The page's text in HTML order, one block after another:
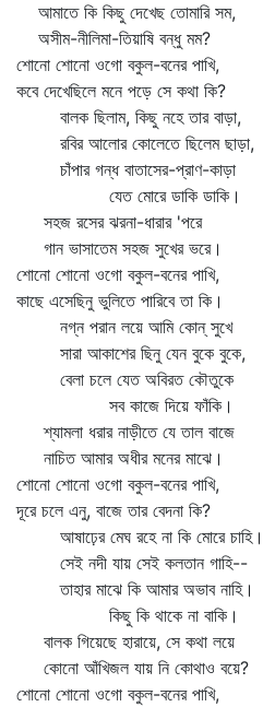
আমাতে কি কিছু দেখেছ তোমারি সম,
অসীম-নীলিমা-তিয়াষি বন্ধু মম?
শোনো শোনো ওগো বকুল-বনের পাখি,
কবে দেখেছিলে মনে পড়ে সে কথা কি?
বালক ছিলাম, কিছু নহে তার বাড়া,
রবির আলোর কোলেতে ছিলেম ছাড়া,
চাঁপার গন্ধ বাতাসের-প্রাণ-কাড়া
যেত মোরে ডাকি ডাকি।
সহজ রসের ঝরনা-ধারার 'পরে
গান ভাসাতেম সহজ সুখের ভরে।
শোনো শোনো ওগো বকুল-বনের পাখি,
কাছে এসেছিনু ভুলিতে পারিবে তা কি।
নগ্ন পরান লয়ে আমি কোন্‌ সুখে
সারা আকাশের ছিনু যেন বুকে বুকে,
বেলা চলে যেত অবিরত কৌতুকে
সব কাজে দিয়ে ফাঁকি।
শ্যামলা ধরার নাড়ীতে যে তাল বাজে
নাচিত আমার অধীর মনের মাঝে।
শোনো শোনো ওগো বকুল-বনের পাখি,
দূরে চলে এনু, বাজে তার বেদনা কি?
আষাঢ়ের মেঘ রহে না কি মোরে চাহি।
সেই নদী যায় সেই কলতান গাহি--
তাহার মাঝে কি আমার অভাব নাহি।
কিছু কি থাকে না বাকি।
বালক গিয়েছে হারায়ে, সে কথা লয়ে
কোনো আঁখিজল যায় নি কোথাও বয়ে?
শোনো শোনো ওগো বকুল-বনের পাখি,